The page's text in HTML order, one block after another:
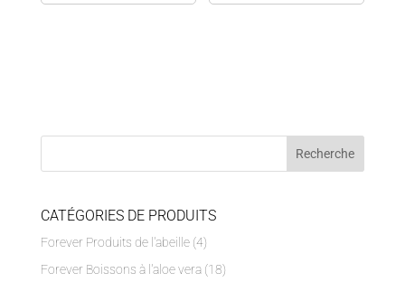
CATÉGORIES DE PRODUITS
Forever Produits de l'abeille (4)
Forever Boissons à l'aloe vera (18)